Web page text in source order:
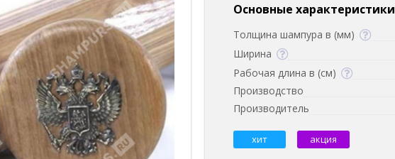
Основные характеристики
Толщина шампура в (мм)
Ширина
Рабочая длина в (см)
Производство
Производитель
хит акция